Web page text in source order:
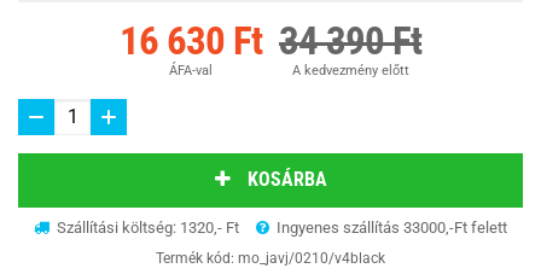
16 630 Ft
ÁFA-val
34 390 Ft
A kedvezmény előtt
KOSÁRBA
Szállítási költség: 1320,- Ft Ingyenes szállítás 33000,-Ft felett
Termék kód: mo_javj/0210/v4black